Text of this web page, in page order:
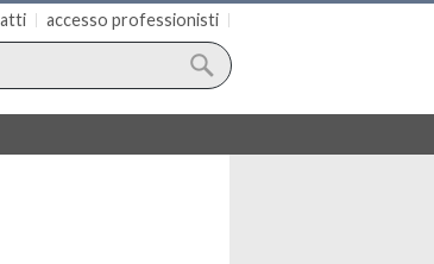
accesso professionisti